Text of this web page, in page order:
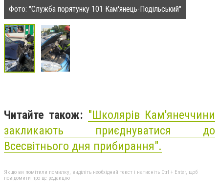
Фото: "Служба порятунку 101 Кам'янець-Подільський"
Читайте також: "Школярів Кам'янеччини
закликають приєднуватися до
Всесвітнього дня прибирання".
Якщо ви помітили помилку, виділіть необхідний текст і натисніть Ctrl + Enter, щоб
повідомити про це редакцію